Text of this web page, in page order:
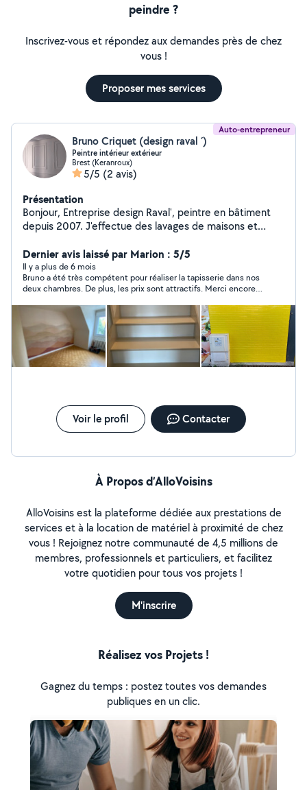
peindre ?
Inscrivez-vous et répondez aux demandes près de chez
vous !
Proposer mes services
Auto-entrepreneur
Bruno Criquet (design raval ´)
Peintre intérieur extérieur
Brest (Keranroux)
5/5 (2 avis)
Présentation
Bonjour, Entreprise design Raval', peintre en bâtiment
depuis 2007. J'effectue des lavages de maisons et
peindre , tapisserie N'hésitez pas à me contacter pour
Dernier avis laissé par Marion : 5/5
Il y a plus de 6 mois
Bruno a été très compétent pour réaliser la tapisserie dans nos
deux chambres. De plus, les prix sont attractifs. Merci encore,
Voir le profil Contacter
À Propos d’AlloVoisins
AlloVoisins est la plateforme dédiée aux prestations de
services et à la location de matériel à proximité de chez
vous ! Rejoignez notre communauté de 4,5 millions de
membres, professionnels et particuliers, et facilitez
votre quotidien pour tous vos projets !
M'inscrire
Réalisez vos Projets !
Gagnez du temps : postez toutes vos demandes
publiques en un clic.